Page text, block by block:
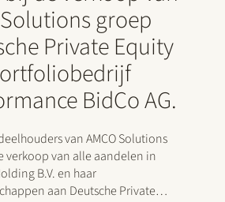
groep
Private Equity
BidCo AG.
van AMCO Solutions
verkoop van alle aandelen in
B.V. en haar
aan Deutsche Private